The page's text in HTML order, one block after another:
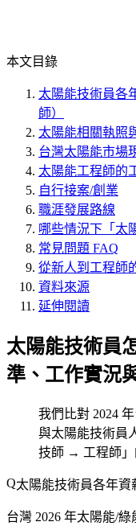
本文目錄
太陽能技術員各
師）
太陽能相關執照
台灣太陽能市場
太陽能工程師的
自行接案/創業
職涯發展路線
哪些情況下「太
常見問題 FAQ
從新人到工程師
資料來源
延伸閱讀
太陽能技術員
準、工作實況
我們比對 2024
與太陽能技術員
技師 → 工程師」
太陽能技術員各年
台灣 2026 年太陽能/